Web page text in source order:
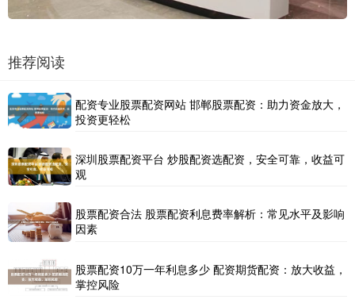
推荐阅读
配资专业股票配资网站 邯郸股票配资：助力资金放大，
投资更轻松
深圳股票配资平台 炒股配资选配资，安全可靠，收益可
观
股票配资合法 股票配资利息费率解析：常见水平及影响
因素
股票配资10万一年利息多少 配资期货配资：放大收益，
掌控风险